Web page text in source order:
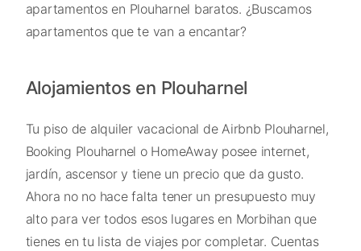
apartamentos en Plouharnel baratos. ¿Buscamos
apartamentos que te van a encantar?
Alojamientos en Plouharnel
Tu piso de alquiler vacacional de Airbnb Plouharnel,
Booking Plouharnel o HomeAway posee internet,
jardín, ascensor y tiene un precio que da gusto.
Ahora no no hace falta tener un presupuesto muy
alto para ver todos esos lugares en Morbihan que
tienes en tu lista de viajes por completar. Cuentas